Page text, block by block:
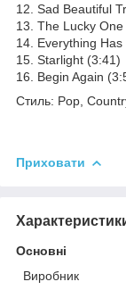
12. Sad Beautiful
13. The Lucky
14. Everything
15. Starlight (3:41)
16. Begin Again
Стиль: Pop,
Приховати
Основні
Виробник